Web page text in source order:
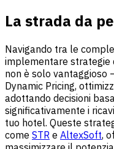
La strada da
Navigando tra le
implementare strategie
non è solo vantaggioso
Dynamic Pricing,
adottando decisioni
significativamente i
tuo hotel. Queste
come STR e AltexSoft,